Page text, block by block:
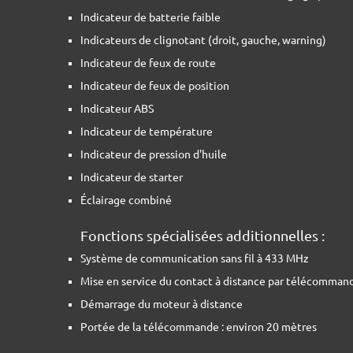
Indicateur de batterie faible
Indicateurs de clignotant (droit, gauche, warning)
Indicateur de feux de route
Indicateur de feux de position
Indicateur ABS
Indicateur de température
Indicateur de pression d'huile
Indicateur de starter
Éclairage combiné
Fonctions spécialisées additionnelles :
Système de communication sans fil à 433 MHz
Mise en service du contact à distance par
Démarrage du moteur à distance
Portée de la télécommande : environ 20 mètres